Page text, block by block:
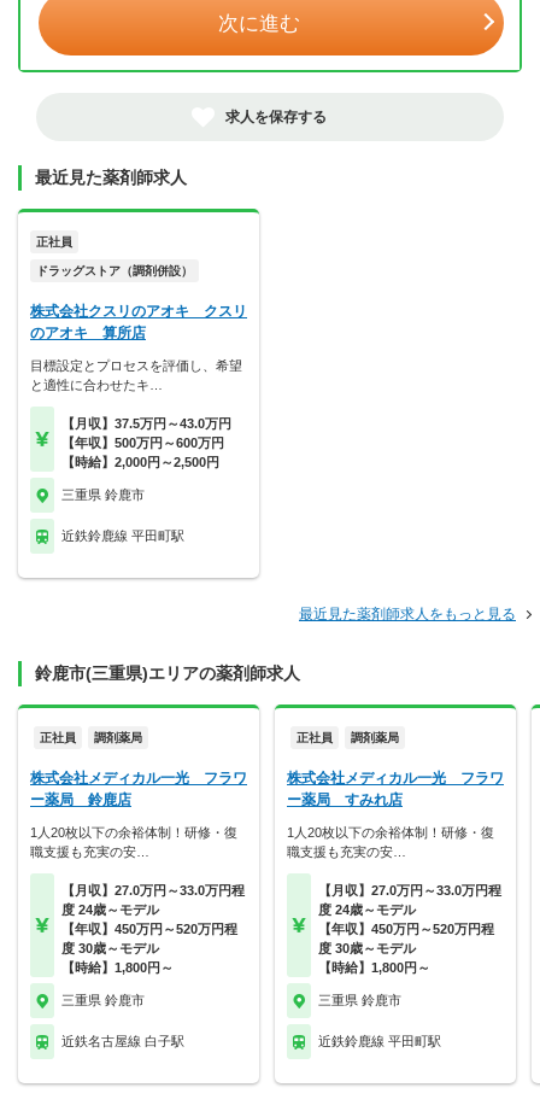
次に進む
求人を保存する
最近見た薬剤師求人
正社員
ドラッグストア（調剤併設）
株式会社クスリのアオキ クスリ
のアオキ 算所店
目標設定とプロセスを評価し、希望
と適性に合わせたキ…
【月収】37.5万円～43.0万円
【年収】500万円～600万円
【時給】2,000円～2,500円
三重県 鈴鹿市
近鉄鈴鹿線 平田町駅
最近見た薬剤師求人をもっと見る
鈴鹿市(三重県)エリアの薬剤師求人
正社員 調剤薬局
株式会社メディカル一光 フラワ
ー薬局 鈴鹿店
1人20枚以下の余裕体制！研修・復
職支援も充実の安…
【月収】27.0万円～33.0万円程
度 24歳～モデル
【年収】450万円～520万円程
度 30歳～モデル
【時給】1,800円～
三重県 鈴鹿市
近鉄名古屋線 白子駅
正社員 調剤薬局
株式会社メディカル一光 フラワ
ー薬局 すみれ店
1人20枚以下の余裕体制！研修・復
職支援も充実の安…
【月収】27.0万円～33.0万円程
度 24歳～モデル
【年収】450万円～520万円程
度 30歳～モデル
【時給】1,800円～
三重県 鈴鹿市
近鉄鈴鹿線 平田町駅